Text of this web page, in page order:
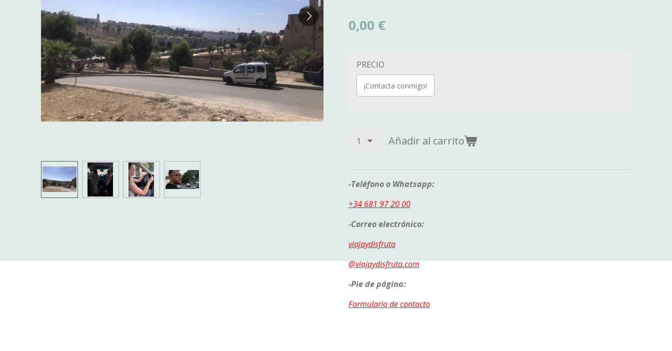
0,00 €
PRECIO
¡Contacta conmigo!
Añadir al carrito
-Teléfono o Whatsapp:
+34 681 97 20 00
-Correo electrónico:
viajaydisfruta
@viajaydisfruta.com
-Pie de página:
Formulario de contacto